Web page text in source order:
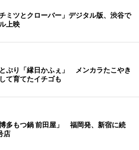
ミツとクローバー」デジタル版、渋谷で
上映
ぷり「縁日かふぇ」 メンカラたこやき
て育てたイチゴも
多もつ鍋 前田屋」 福岡発、新宿に続
店